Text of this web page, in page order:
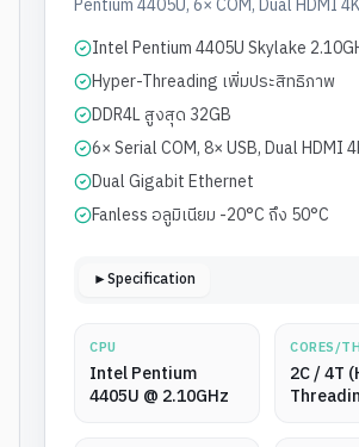
Intel Pentium 4405U Skylake
Hyper-Threading เพิ่มประสิทธิภาพ
DDR4L สูงสุด 32GB
6× Serial COM, 8× USB, Dual HDMI
Dual Gigabit Ethernet
Fanless อลูมิเนียม -20°C ถึง 50°C
►Specification
CPU
Intel Pentium
4405U @ 2.10GHz
CORES/
2C / 4T